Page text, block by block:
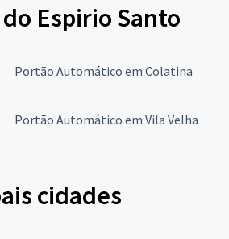
Espirio Santo
Portão Automático em Colatina
Portão Automático em Vila Velha
cidades